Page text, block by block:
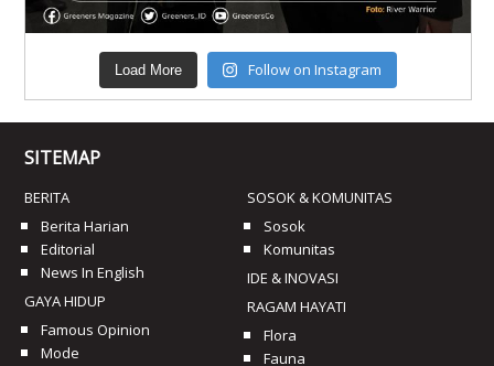
Load More Follow on Instagram
SITEMAP
BERITA
Berita Harian
Editorial
News In English
GAYA HIDUP
Famous Opinion
Mode
SOSOK & KOMUNITAS
Sosok
Komunitas
IDE & INOVASI
RAGAM HAYATI
Flora
Fauna